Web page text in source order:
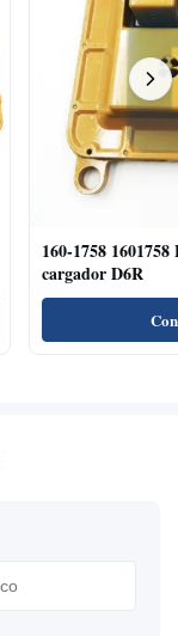
160-1758
cargador D6R